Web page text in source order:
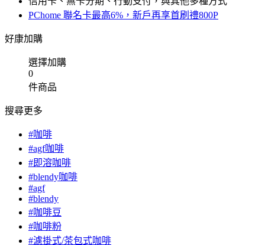
PChome 聯名卡最高6%，新戶再享首刷禮800P
好康加購
選擇加購
0
件商品
搜尋更多
#咖啡
#agf咖啡
#即溶咖啡
#blendy咖啡
#agf
#blendy
#咖啡豆
#咖啡粉
#濾掛式/茶包式咖啡